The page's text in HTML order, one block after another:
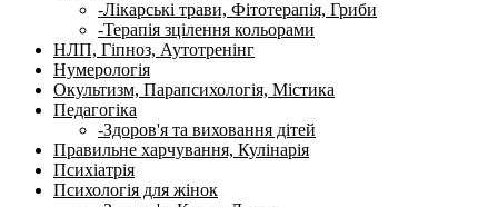
-Лікарські трави, Фітотерапія, Гриби
-Терапія зцілення кольорами
НЛП, Гіпноз, Аутотренінг
Нумерологія
Окультизм, Парапсихологія, Містика
Педагогіка
-Здоров'я та виховання дітей
Правильне харчування, Кулінарія
Психіатрія
Психологія для жінок